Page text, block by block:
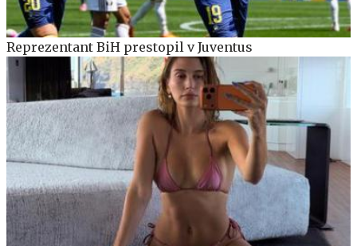
Reprezentant BiH prestopil v Juventus